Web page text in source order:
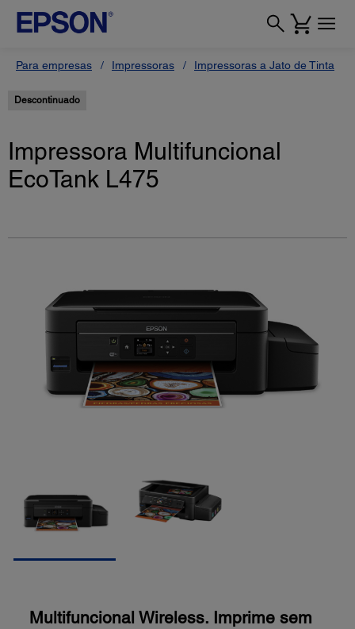
Para empresas Impressoras Impressoras a Jato de Tinta
Descontinuado
Impressora Multifuncional
EcoTank L475
Multifuncional Wireless. Imprime sem